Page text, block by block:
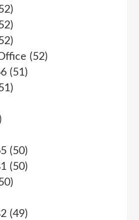
(52)
(51)
(50)
(50)
(49)